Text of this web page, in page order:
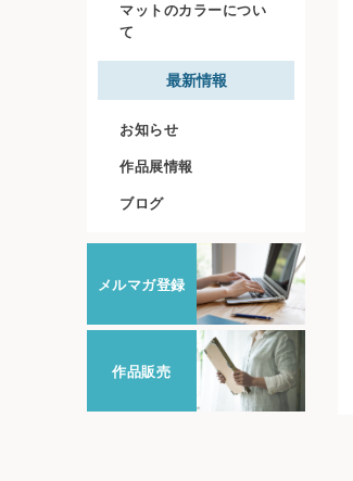
マットのカラーについ
て
最新情報
お知らせ
作品展情報
ブログ
メルマガ登録
作品販売